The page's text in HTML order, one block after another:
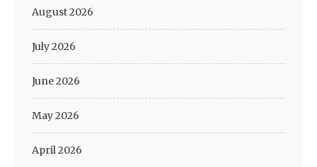
August 2026
July 2026
June 2026
May 2026
April 2026